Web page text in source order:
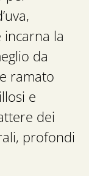
la
da
ramato
e
dei
profondi